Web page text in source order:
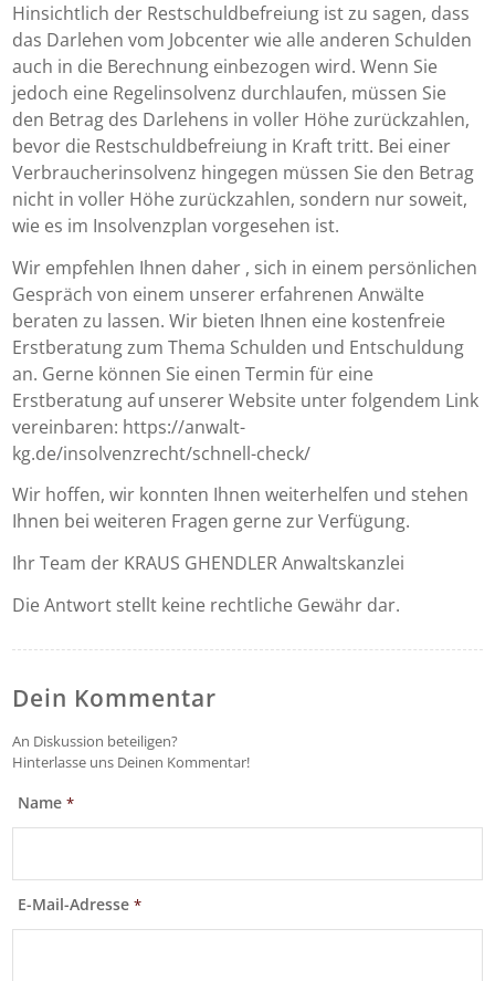
Hinsichtlich der Restschuldbefreiung ist zu sagen, dass
das Darlehen vom Jobcenter wie alle anderen Schulden
auch in die Berechnung einbezogen wird. Wenn Sie
jedoch eine Regelinsolvenz durchlaufen, müssen Sie
den Betrag des Darlehens in voller Höhe zurückzahlen,
bevor die Restschuldbefreiung in Kraft tritt. Bei einer
Verbraucherinsolvenz hingegen müssen Sie den Betrag
nicht in voller Höhe zurückzahlen, sondern nur soweit,
wie es im Insolvenzplan vorgesehen ist.
Wir empfehlen Ihnen daher , sich in einem persönlichen
Gespräch von einem unserer erfahrenen Anwälte
beraten zu lassen. Wir bieten Ihnen eine kostenfreie
Erstberatung zum Thema Schulden und Entschuldung
an. Gerne können Sie einen Termin für eine
Erstberatung auf unserer Website unter folgendem Link
vereinbaren: https://anwalt-
kg.de/insolvenzrecht/schnell-check/
Wir hoffen, wir konnten Ihnen weiterhelfen und stehen
Ihnen bei weiteren Fragen gerne zur Verfügung.
Ihr Team der KRAUS GHENDLER Anwaltskanzlei
Die Antwort stellt keine rechtliche Gewähr dar.
Dein Kommentar
An Diskussion beteiligen?
Hinterlasse uns Deinen Kommentar!
Name*
E-Mail-Adresse*